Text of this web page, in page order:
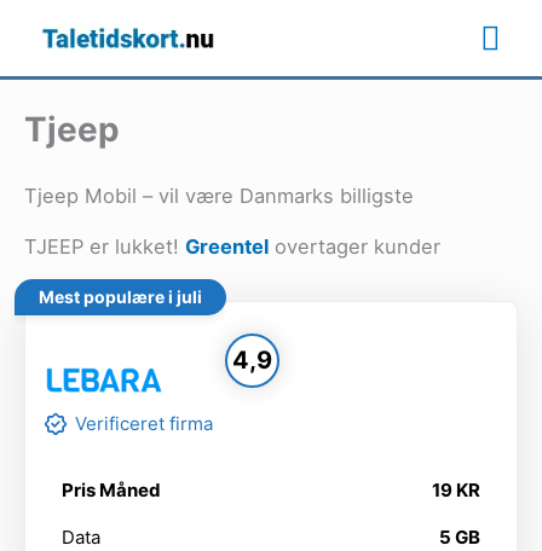
indholdet
Tjeep
Tjeep Mobil – vil være Danmarks billigste
TJEEP er lukket! Greentel overtager kunder
Mest populære i juli
4,9
Verificeret firma
Pris Måned 19 KR
Data
5 GB